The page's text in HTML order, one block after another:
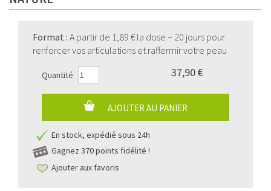
Format : A partir de 1,89 € la dose – 20 jours pour
renforcer vos articulations et raffermir votre peau
Quantité 37,90 €
AJOUTER AU PANIER
En stock, expédié sous 24h
Gagnez 370 points fidélité !
Ajouter aux favoris